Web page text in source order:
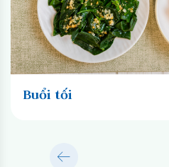
Buổi tối